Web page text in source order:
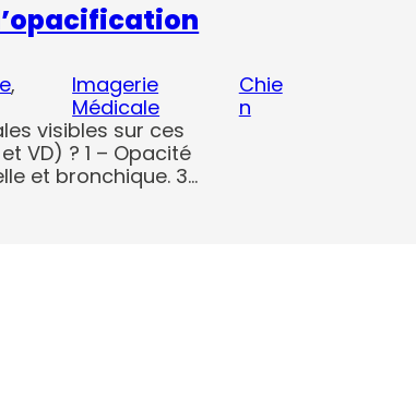
,
Imagerie
Médicale
Chie
n
visibles sur ces
VD) ? 1 – Opacité
et bronchique. 3…